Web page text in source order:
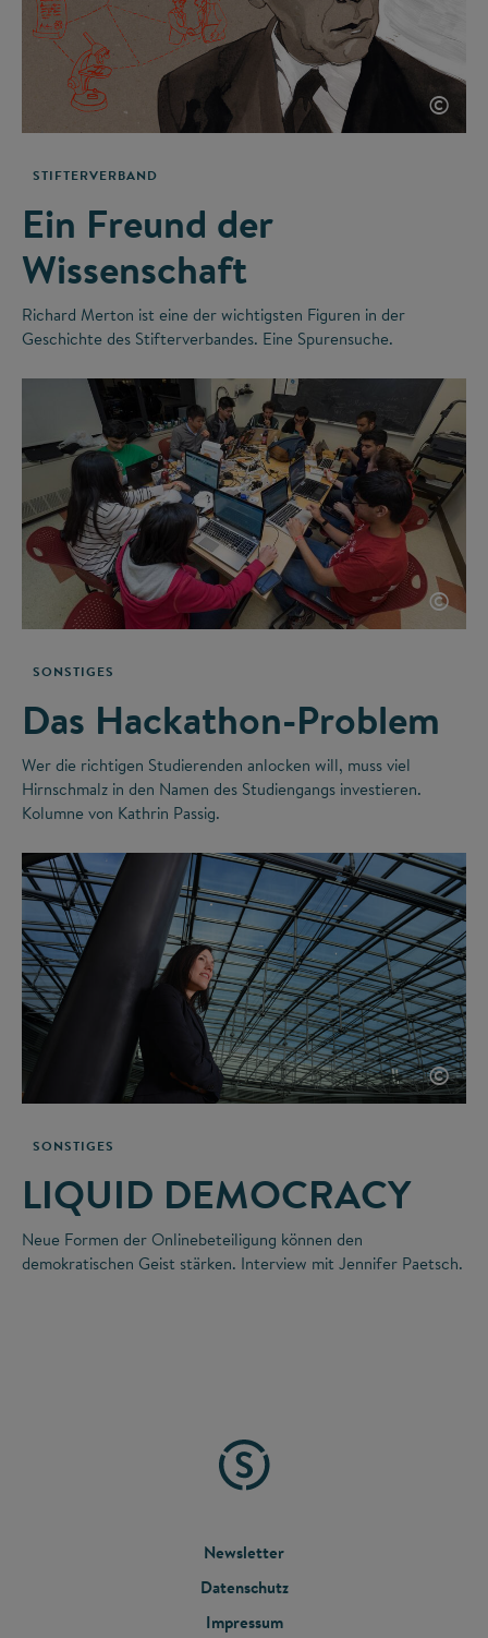
©
STIFTERVERBAND
Ein Freund der
Wissenschaft
Richard Merton ist eine der wichtigsten Figuren in der
Geschichte des Stifterverbandes. Eine Spurensuche.
©
SONSTIGES
Das Hackathon-Problem
Wer die richtigen Studierenden anlocken will, muss viel
Hirnschmalz in den Namen des Studiengangs investieren.
Kolumne von Kathrin Passig.
©
SONSTIGES
LIQUID DEMOCRACY
Neue Formen der Onlinebeteiligung können den
demokratischen Geist stärken. Interview mit Jennifer Paetsch.
FOOTER
MENU
Newsletter
Datenschutz
Impressum